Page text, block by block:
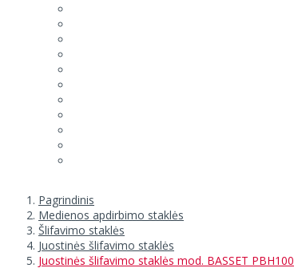
Pagrindinis
Medienos apdirbimo staklės
Šlifavimo staklės
Juostinės šlifavimo staklės
Juostinės šlifavimo staklės mod. BASSET PBH100